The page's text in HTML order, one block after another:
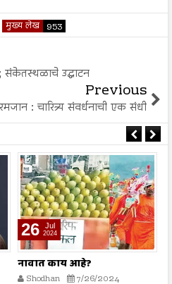
मुख्य लेख 953
संकेतस्थळाचे उद्घाटन
Previous
रमजान : चारित्र्य संवर्धनाची एक संधी
26 Jul
2024
नावात काय आहे?
Shodhan 7/26/2024